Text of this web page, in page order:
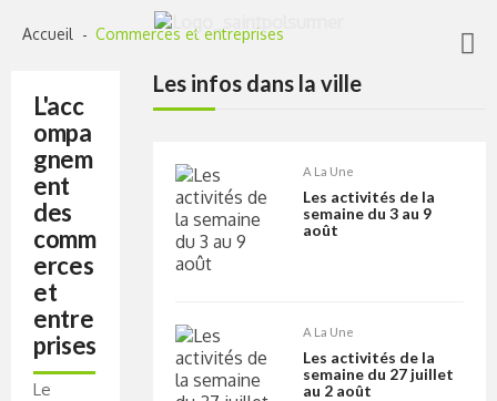
Accueil Commerces et entreprises
L'acc
ompa
gnem
ent
des
comm
erces
et
entre
prises
Le
Les infos dans la ville
A La Une
Les activités de la
semaine du 3 au 9
août
A La Une
Les activités de la
semaine du 27 juillet
au 2 août